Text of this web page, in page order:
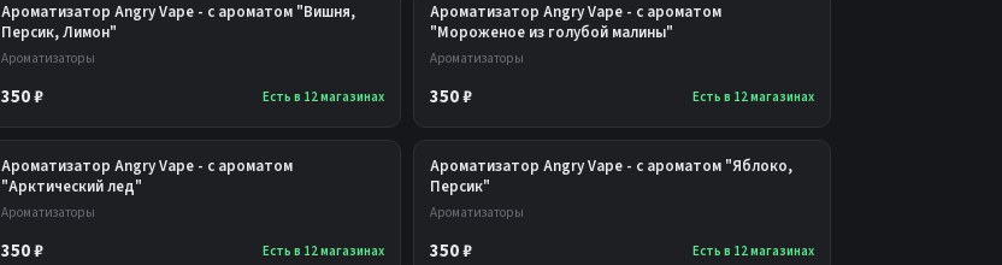
Ароматизатор Angry Vape - с ароматом "Вишня,
Персик, Лимон"
Ароматизаторы
350 ₽ Есть в 12 магазинах
Ароматизатор Angry Vape - с ароматом
"Мороженое из голубой малины"
Ароматизаторы
350 ₽ Есть в 12 магазинах
Ароматизатор Angry Vape - с ароматом
"Арктический лед"
Ароматизаторы
350 ₽ Есть в 12 магазинах
Ароматизатор Angry Vape - с ароматом "Яблоко,
Персик"
Ароматизаторы
350 ₽ Есть в 12 магазинах